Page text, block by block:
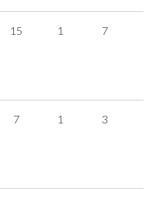
15 1 7
7 1 3